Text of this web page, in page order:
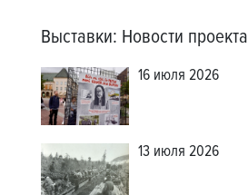
Выставки: Новости проекта
16 июля 2026
13 июля 2026